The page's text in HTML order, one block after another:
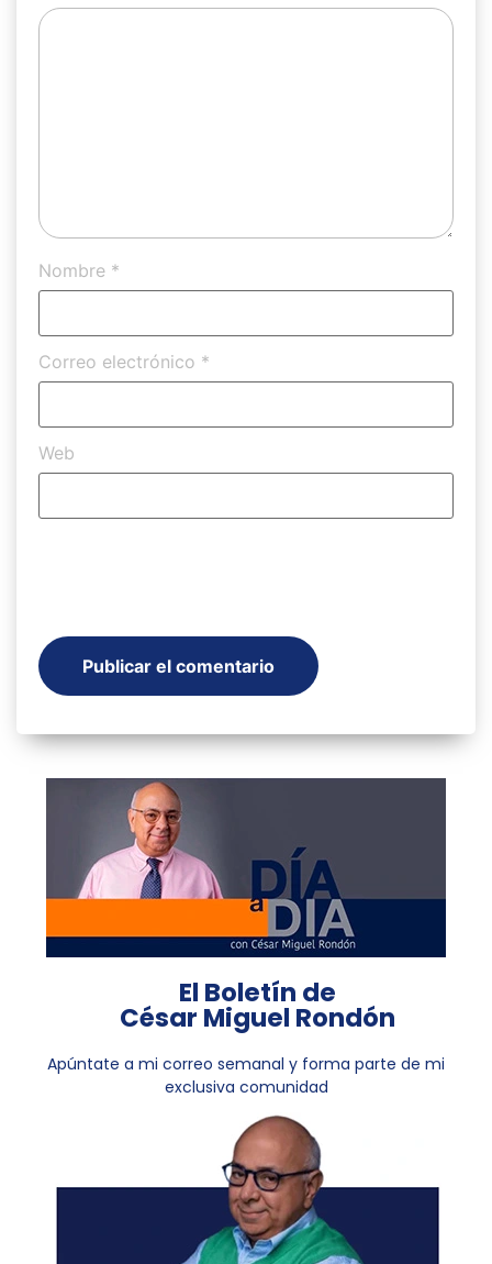
Nombre *
Correo electrónico *
Web
El Boletín de
César Miguel Rondón
Apúntate a mi correo semanal y forma parte de mi
exclusiva comunidad